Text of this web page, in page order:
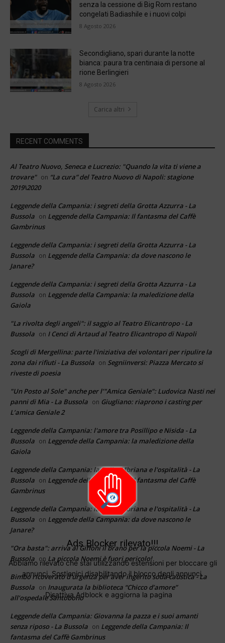
senza la cessione di Big Rom restano
congelati Badiashile e i nuovi colpi
8 Agosto 2026
Secondigliano, spari durante la notte
bianca: paura tra centinaia di persone al
rione Berlingieri
8 Agosto 2026
Carica altri
RECENT COMMENTS
Al Teatro Nuovo, Seneca e Lucrezio: "Quando la vita ti viene a
trovare" on “La cura” del Teatro Nuovo di Napoli: stagione
2019\2020
Leggende della Campania: i segreti della Grotta Azzurra - La
Bussola on Leggende della Campania: Il fantasma del Caffè
Gambrinus
Leggende della Campania: i segreti della Grotta Azzurra - La
Bussola on Leggende della Campania: da dove nascono le
Janare?
Leggende della Campania: i segreti della Grotta Azzurra - La
Bussola on Leggende della Campania: la maledizione della
Gaiola
"La rivolta degli angeli": il saggio al Teatro Elicantropo - La
Bussola on I Cenci di Artaud al Teatro Elicantropo di Napoli
Scogli di Mergellina: parte l'iniziativa dei volontari per ripulire la
zona dai rifiuti - La Bussola on Segniinversi: Piazza Mercato si
riveste di poesia
"Un Posto al Sole" anche per l’"Amica Geniale": Ludovica Nasti nei
panni di Mia - La Bussola on Giugliano: riaprono i casting per
L’amica Geniale 2
Leggende della Campania: l'amore tra Posillipo e Nisida - La
Bussola on Leggende della Campania: la maledizione della
Gaiola
Leggende della Campania: la Bella 'Mbriana e l'ospitalità - La
Bussola on Leggende della Campania: Il fantasma del Caffè
Gambrinus
Leggende della Campania: la Bella 'Mbriana e l'ospitalità - La
Bussola on Leggende della Campania: da dove nascono le
Janare?
"Ora basta": arriva al Giffoni il brano per la piccola Noemi - La
Bussola on La piccola Noemi è fuori pericolo!
Bimbo ricoverato d'urgenza per aver ingerito soda caustica - La
Bussola on Inaugurata la biblioteca “Chicco d’amore”
all’ospedale Santobono
Leggende della Campania: Giovanna la pazza e i suoi amanti
senza riposo - La Bussola on Leggende della Campania: Il
fantasma del Caffè Gambrinus
Ads Blocker rilevato!!!
Abbiamo rilevato che stai utilizzando estensioni per bloccare gli
annunci. Sostienici disabilitando il blocco degli annunci.
Disattiva Adblock e aggiorna la pagina